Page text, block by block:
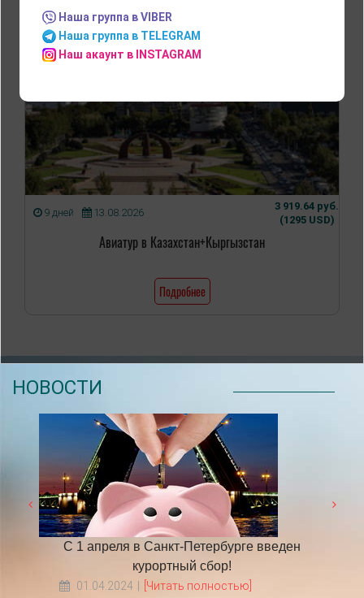
9 дней 13.08.2026
3 919.64 руб.
(1295 USD)
Авиатур в Казахстан+Кыргызстан
Подробнее
НОВОСТИ
С 1 апреля в Санкт-Петербурге введен
курортный сбор!
01.04.2024 [Читать полностью]
Наша группа в VIBER
Наша группа в TELEGRAM
Наш акаунт в INSTAGRAM